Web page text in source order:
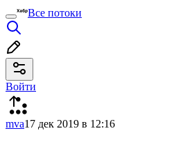
Все потоки
Войти
mva17 дек 2019 в 12:16